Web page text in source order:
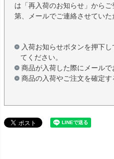
は「再入荷のお知らせ」から
第、メールでご連絡させていた
入荷お知らせボタンを押下
てください。
商品が入荷した際にメールで
商品の入荷やご注文を確定す